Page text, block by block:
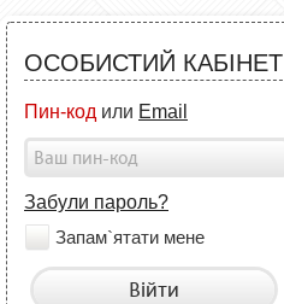
ОСОБИСТИЙ КАБІНЕТ
Пин-код или Email
Забули пароль?
Запам`ятати мене
Війти